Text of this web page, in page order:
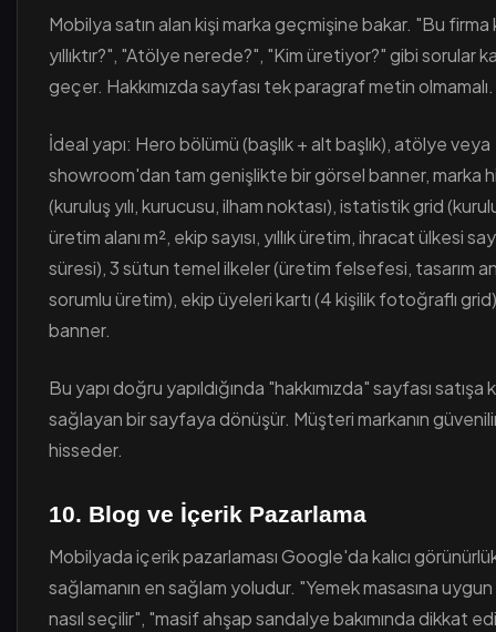
Mobilya satın alan kişi marka geçmişine bakar. "Bu firma
yıllıktır?", "Atölye nerede?", "Kim üretiyor?" gibi sorular
geçer. Hakkımızda sayfası tek paragraf metin olmamalı.
İdeal yapı: Hero bölümü (başlık + alt başlık), atölye veya
showroom'dan tam genişlikte bir görsel banner, marka
(kuruluş yılı, kurucusu, ilham noktası), istatistik grid
üretim alanı m², ekip sayısı, yıllık üretim, ihracat ülkesi
süresi), 3 sütun temel ilkeler (üretim felsefesi, tasarım
sorumlu üretim), ekip üyeleri kartı (4 kişilik fotoğraflı
banner.
Bu yapı doğru yapıldığında "hakkımızda" sayfası satışa
sağlayan bir sayfaya dönüşür. Müşteri markanın
hisseder.
10. Blog ve İçerik Pazarlama
Mobilyada içerik pazarlaması Google'da kalıcı
sağlamanın en sağlam yoludur. "Yemek masasına
nasıl seçilir", "masif ahşap sandalye bakımında dikkat